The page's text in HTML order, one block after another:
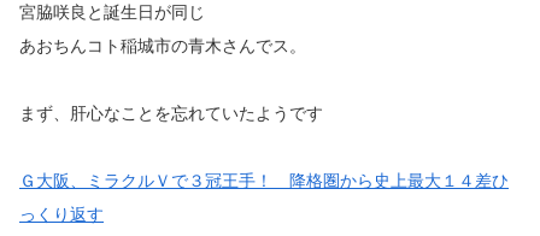
宮脇咲良と誕生日が同じ
あおちんコト稲城市の青木さんでス。
まず、肝心なことを忘れていたようです
Ｇ大阪、ミラクルＶで３冠王手！ 降格圏から史上最大１４差ひ
っくり返す